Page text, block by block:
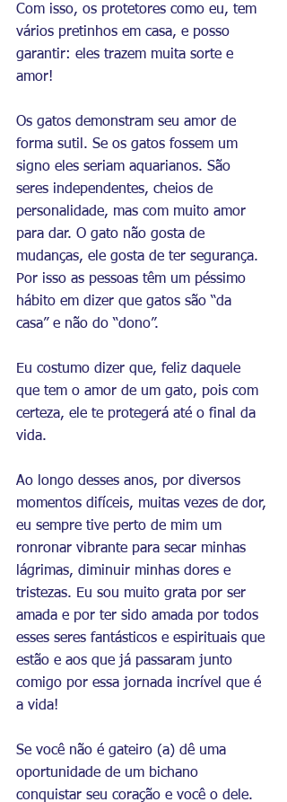
Com isso, os protetores como eu, tem
vários pretinhos em casa, e posso
garantir: eles trazem muita sorte e
amor!
Os gatos demonstram seu amor de
forma sutil. Se os gatos fossem um
signo eles seriam aquarianos. São
seres independentes, cheios de
personalidade, mas com muito amor
para dar. O gato não gosta de
mudanças, ele gosta de ter segurança.
Por isso as pessoas têm um péssimo
hábito em dizer que gatos são “da
casa” e não do “dono”.
Eu costumo dizer que, feliz daquele
que tem o amor de um gato, pois com
certeza, ele te protegerá até o final da
vida.
Ao longo desses anos, por diversos
momentos difíceis, muitas vezes de dor,
eu sempre tive perto de mim um
ronronar vibrante para secar minhas
lágrimas, diminuir minhas dores e
tristezas. Eu sou muito grata por ser
amada e por ter sido amada por todos
esses seres fantásticos e espirituais que
estão e aos que já passaram junto
comigo por essa jornada incrível que é
a vida!
Se você não é gateiro (a) dê uma
oportunidade de um bichano
conquistar seu coração e você o dele.